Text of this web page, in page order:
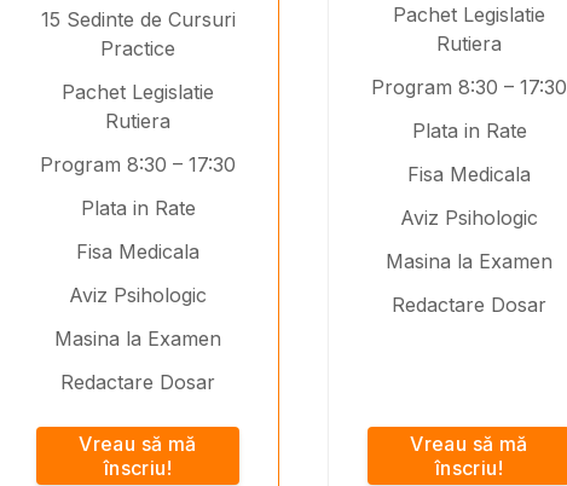
15 Sedinte de Cursuri
Practice
Pachet Legislatie
Rutiera
Program 8:30 – 17:30
Plata in Rate
Fisa Medicala
Aviz Psihologic
Masina la Examen
Redactare Dosar
Vreau să mă
înscriu!
Pachet Legislatie
Rutiera
Program 8:30 – 17:30
Plata in Rate
Fisa Medicala
Aviz Psihologic
Masina la Examen
Redactare Dosar
Vreau să mă
înscriu!